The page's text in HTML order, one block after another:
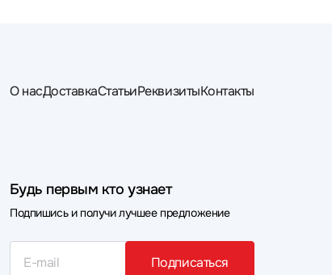
О насДоставкаСтатьиРеквизитыКонтакты
Будь первым кто узнает
Подпишись и получи лучшее предложение
Подписаться